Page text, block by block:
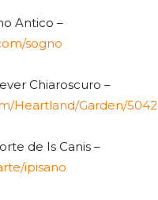
Antico –
sogno
Chiaroscuro –
Heartland/Garden/5042
de Is Canis –
ipisano